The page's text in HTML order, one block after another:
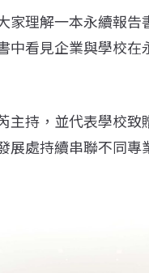
家理解一本永續報
中看見企業與學校
主持，並代表學校
展處持續串聯不同